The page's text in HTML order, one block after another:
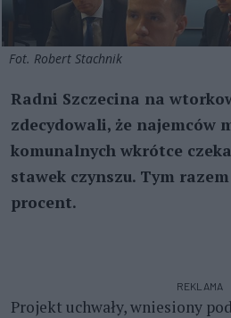
Fot. Robert Stachnik
Radni Szczecina na
zdecydowali, że najemców
komunalnych wkrótce
stawek czynszu. Tym
procent.
REKLAMA
Projekt uchwały, wniesiony